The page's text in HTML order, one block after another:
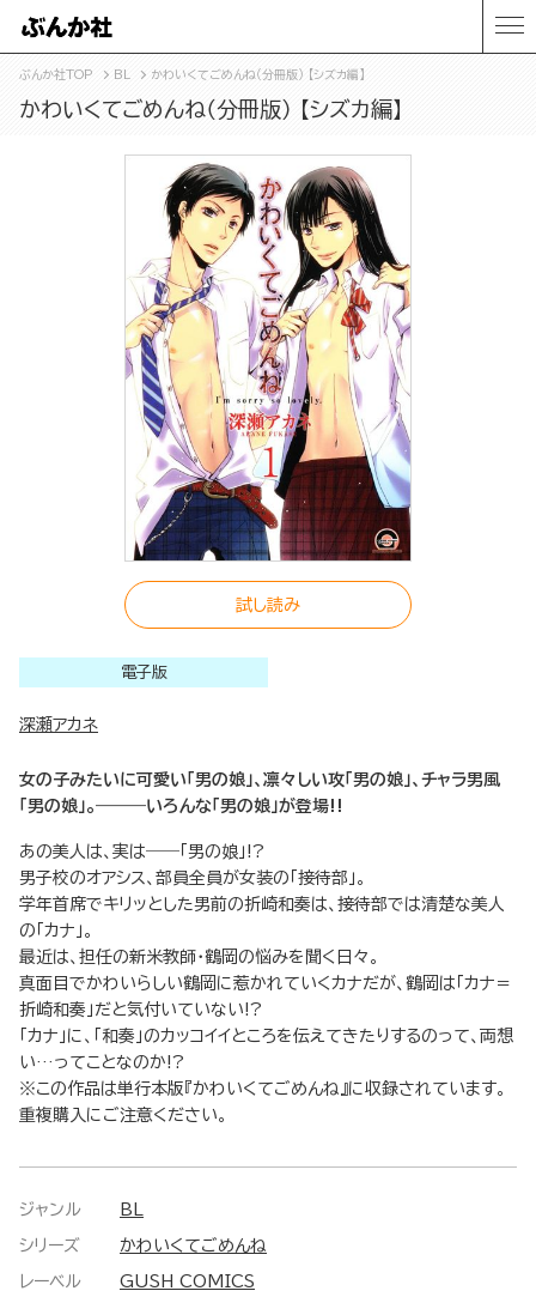
ぶんか社TOP BL かわいくてごめんね（分冊版） 【シズカ編】
かわいくてごめんね（分冊版） 【シズカ編】
試し読み
電子版
深瀬アカネ
女の子みたいに可愛い「男の娘」、凛々しい攻「男の娘」、チャラ男風
「男の娘」。―――いろんな「男の娘」が登場!!
あの美人は、実は――「男の娘」!?
男子校のオアシス、部員全員が女装の「接待部」。
学年首席でキリッとした男前の折崎和奏は、接待部では清楚な美人
の「カナ」。
最近は、担任の新米教師・鶴岡の悩みを聞く日々。
真面目でかわいらしい鶴岡に惹かれていくカナだが、鶴岡は「カナ＝
折崎和奏」だと気付いていない!?
「カナ」に、「和奏」のカッコイイところを伝えてきたりするのって、両想
い…ってことなのか!?
※この作品は単行本版『かわいくてごめんね』に収録されています。
重複購入にご注意ください。
ジャンル BL
シリーズ かわいくてごめんね
レーベル GUSH COMICS